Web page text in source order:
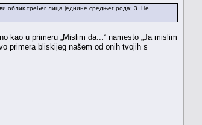
облик трећег лица једнине средњег рода; 3. Не
kao u primeru „Mislim da...“ namesto „Ja mislim
primera bliskijeg našem od onih tvojih s